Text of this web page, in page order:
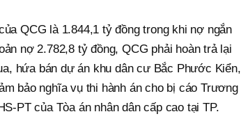
QCG là 1.844,1 tỷ đồng trong khi nợ ngắn
nợ 2.782,8 tỷ đồng, QCG phải hoàn trả lại
hứa bán dự án khu dân cư Bắc Phước Kiển,
bảo nghĩa vụ thi hành án cho bị cáo Trương
PT của Tòa án nhân dân cấp cao tại TP.